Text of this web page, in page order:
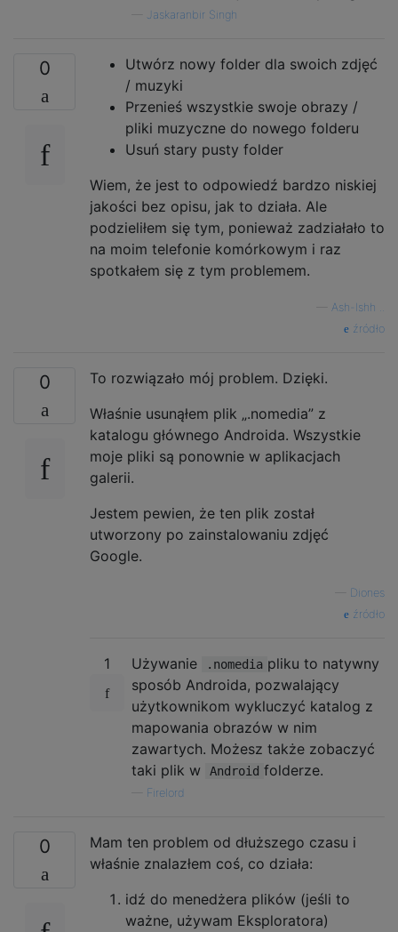
Jaskaranbir Singh
0
Utwórz nowy folder dla swoich zdjęć
/ muzyki
Przenieś wszystkie swoje obrazy /
pliki muzyczne do nowego folderu
Usuń stary pusty folder
Wiem, że jest to odpowiedź bardzo niskiej
jakości bez opisu, jak to działa. Ale
podzieliłem się tym, ponieważ zadziałało to
na moim telefonie komórkowym i raz
spotkałem się z tym problemem.
Ash-Ishh ..
źródło
0
To rozwiązało mój problem. Dzięki.
Właśnie usunąłem plik „.nomedia” z
katalogu głównego Androida. Wszystkie
moje pliki są ponownie w aplikacjach
galerii.
Jestem pewien, że ten plik został
utworzony po zainstalowaniu zdjęć
Google.
Diones
źródło
1 Używanie .nomedia pliku to natywny
sposób Androida, pozwalający
użytkownikom wykluczyć katalog z
mapowania obrazów w nim
zawartych. Możesz także zobaczyć
taki plik w
Android folderze.
Firelord
0
Mam ten problem od dłuższego czasu i
właśnie znalazłem coś, co działa:
idź do menedżera plików (jeśli to
ważne, używam Eksploratora)